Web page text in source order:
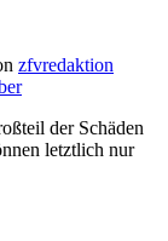
zfvredaktion
der Schäden
letztlich nur